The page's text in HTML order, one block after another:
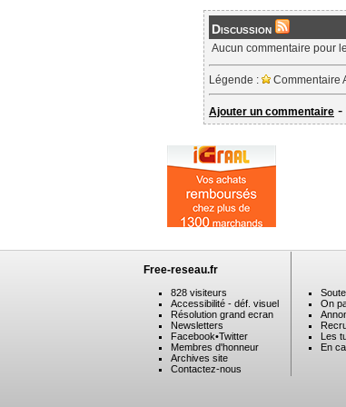
Discussion
Aucun commentaire pour
Légende : Commentaire
Ajouter un commentaire -
Free-reseau.fr
828 visiteurs
Accessibilité - déf. visuel
Résolution grand ecran
Newsletters
Facebook•Twitter
Membres d'honneur
Archives site
Contactez-nous
On
Les
En